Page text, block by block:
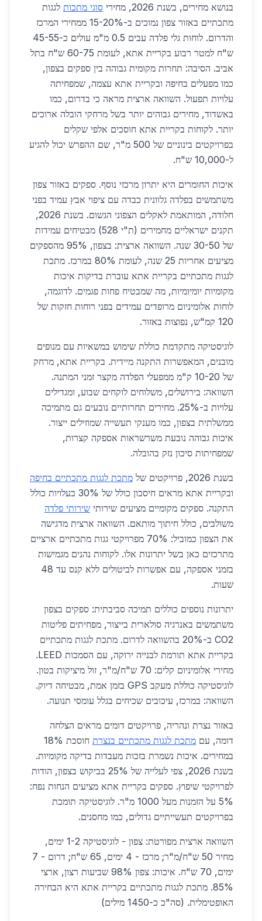
בנושא מחירים, בשנת 2026, מחירי סוגי מתכות לגגות
מתכתיים באזור צפון נמוכים ב-15-20% ממחירי המרכז
והדרום. לוחות גלי פלדה עבים 0.5 מ"מ עולים כ-45-55
ש"ח למטר רבוע בקריית אתא, לעומת 60-75 ש"ח בתל
אביב. הסיבה: תחרות מקומית גבוהה בין ספקים בצפון,
כמו מפעלים בחיפה ובקריית אתא עצמה, שמפחיתה
עלויות תפעול. השוואה ארצית מראה כי בדרום, כמו
באשדוד, מחירים גבוהים יותר בשל מרחקי הובלה ארוכים
יותר. לקוחות בקריית אתא חוסכים אלפי שקלים
בפרויקטים בינוניים של 500 מ"ר, שם ההפרש יכול להגיע
ל-10,000 ש"ח.
איכות החומרים היא יתרון מרכזי נוסף. ספקים באזור צפון
משתמשים בפלדה גלוונית כבדה עם ציפוי אבץ עמיד בפני
חלודה, המותאמת לאקלים הצפוני הגשום. בשנת 2026,
תקנים ישראליים מחמירים (ת"י 528) מבטיחים עמידות
של 30-50 שנה. השוואה ארצית: בצפון, 95% מהספקים
מציעים אחריות 25 שנה, לעומת 80% במרכז. מתכת
לגגות מתכתיים בקריית אתא עוברת בדיקות איכות
מקומיות יומיומיות, מה שמבטיח פחות פגמים. לדוגמה,
לוחות אלומיניום מרופדים עמידים בפני רוחות חזקות של
120 קמ"ש, נפוצות באזור.
לוגיסטיקה מתקדמת כוללת שימוש במשאיות עם מנופים
מובנים, המאפשרות התקנה מיידית. בקריית אתא, מרחק
של 10-20 ק"מ ממפעלי הפלדה מקצר זמני המתנה.
השוואה: בירושלים, משלוחים לוקחים שבוע, ומגדילים
עלויות ב-25%. מחירים תחרותיים נובעים גם מתמיכה
ממשלתית בצפון, כמו מענקי תעשייה שמוזילים ייצור.
איכות גבוהה נובעת משרשראות אספקה קצרות,
שמפחיתות סיכון נזק בהובלה.
בשנת 2026, פרויקטים של
מתכת לגגות מתכתיים בחיפה
ובקריית אתא מראים חיסכון כולל של 30% בעלויות כולל
התקנה. ספקים מקומיים מציעים שירותי שירותי פלדה
משולבים, כולל חיתוך מותאם. השוואה ארצית מדגישה
את הצפון כמוביל: 70% מפרויקטי גגות מתכתיים ארציים
מתרכזים כאן בשל יתרונות אלו. לקוחות נהנים מגמישות
בזמני אספקה, עם אפשרות לביטולים ללא קנס עד 48
שעות.
יתרונות נוספים כוללים תמיכה סביבתית: ספקים בצפון
משתמשים באנרגיה סולארית בייצור, מפחיתים פליטות
CO2 ב-20% בהשוואה לדרום. מתכת לגגות מתכתיים
בקריית אתא תורמת לבנייה ירוקה, עם הסמכות LEED.
מחירי אלומיניום קלים: 70 ש"ח/מ"ר, זול מיציקות בטון.
לוגיסטיקה כוללת מעקב GPS בזמן אמת, מבטיחה דיוק.
השוואה: במרכז, עיכובים שכיחים בגלל עומסי תנועה.
באזור נצרת ונהריה, פרויקטים דומים מראים הצלחה
דומה, עם מתכת לגגות מתכתיים בנצרת
חוסכת 18%
במחירים. איכות נשמרת בזכות מעבדות בדיקה מקומיות.
בשנת 2026, צפי לעלייה של 25% בביקוש בצפון, הודות
לפרויקטי שיפוץ. ספקים בקריית אתא מציעים הנחות נפח:
5% על הזמנות מעל 1000 מ"ר. לוגיסטיקה תומכת
בפרויקטים תעשייתיים גדולים, כמו מחסנים.
השוואה ארצית מפורטת: צפון - לוגיסטיקה 1-2 ימים,
מחיר 50 ש"ח/מ"ר; מרכז - 4 ימים, 65 ש"ח; דרום - 7
ימים, 70 ש"ח. איכות: צפון 98% שביעות רצון, ארצי
85%. מתכת לגגות מתכתיים בקריית אתא היא הבחירה
האופטימלית. (סה"כ כ-1450 מילים)